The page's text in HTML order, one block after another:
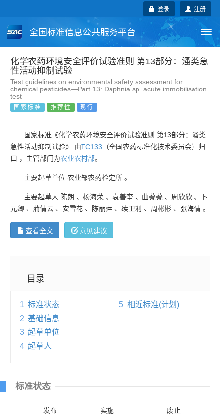
注册
登录
全国标准信息公共服务平台
国家标准 行业标准 地方标准
团体标准 企业标准 国际标准
国外标准 技术委员会
化学农药环境安全评价试验准则 第13部分：溞类急
性活动抑制试验
Test guidelines on environmental safety assessment for
chemical pesticides—Part 13: Daphnia sp. acute immobilisation
test
国家标准 推荐性 现行
国家标准《化学农药环境安全评价试验准则 第13部分：溞类
急性活动抑制试验》 由TC133 （全国农药标准化技术委员会）归
口 ，主管部门为农业农村部。
主要起草单位 农业部农药检定所 。
主要起草人 陈朗 、 杨海荣 、 袁善奎 、 曲甍甍 、 周欣欣 、
卜
元卿 、 蒲倩云 、 安雪花 、 陈丽萍 、 续卫利 、 周彬彬 、 张海情 。
查看全文 意见建议
目录
1 标准状态
2 基础信息
3 起草单位
4 起草人
5 相近标准(计划)
标准状态
发布 实施 废止